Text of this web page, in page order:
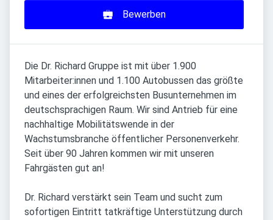
Bewerben
Die Dr. Richard Gruppe ist mit über 1.900
Mitarbeiter:innen und 1.100 Autobussen das größte
und eines der erfolgreichsten Busunternehmen im
deutschsprachigen Raum. Wir sind Antrieb für eine
nachhaltige Mobilitätswende in der
Wachstumsbranche öffentlicher Personenverkehr.
Seit über 90 Jahren kommen wir mit unseren
Fahrgästen gut an!
Dr. Richard verstärkt sein Team und sucht zum
sofortigen Eintritt tatkräftige Unterstützung durch